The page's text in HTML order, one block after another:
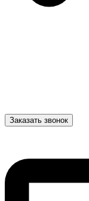
Заказать звонок